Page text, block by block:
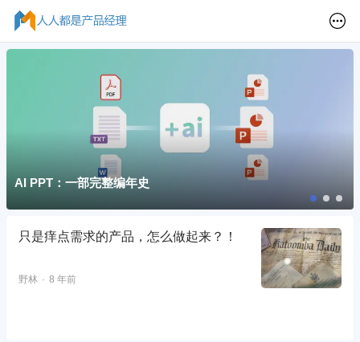
AI PPT：一部完整编年史
只是痒点需求的产品，怎么做起来？！
野林 8 年前